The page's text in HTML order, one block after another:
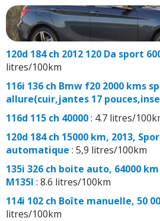
120d 184 ch 2012 120 Da sport
litres/100km
116i 136 ch Bmw f20 2000 kms
allure(cuir,jantes 17
116d 115 ch 40000: 4.7 litres/
120d 184 ch 15000 km, 2013,
automatique : 5,9 litres/100km
135i 326 ch boite auto, 64000
M135I : 8.6 litres/100km
114i 102 ch Boîte manuelle, 50
litres/100km